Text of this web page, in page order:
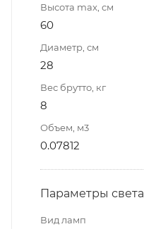
Высота max, см
60
Диаметр, см
28
Вес брутто, кг
8
Объем, м3
0.07812
Параметры света
Вид ламп